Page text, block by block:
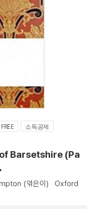
소득공제
Barsetshire (Pa
(엮은이) Oxford